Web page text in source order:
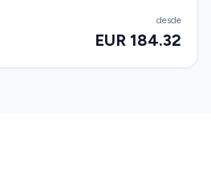
desde
EUR 184.32